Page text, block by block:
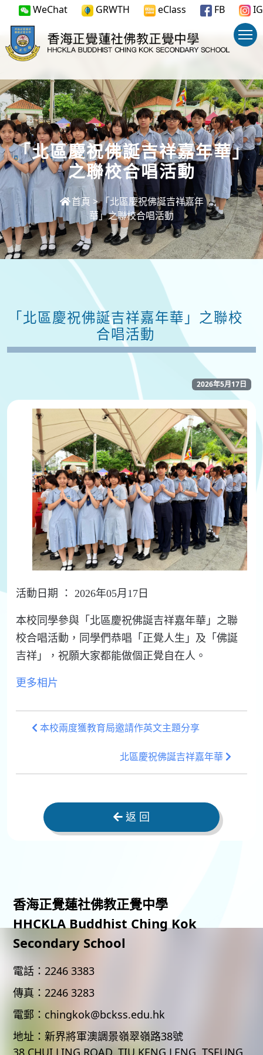
WeChat GRWTH eClass FB IG
「北區慶祝佛誕吉祥嘉年華」
之聯校合唱活動
首頁 >「北區慶祝佛誕吉祥嘉年
華」之聯校合唱活動
「北區慶祝佛誕吉祥嘉年華」之聯校
合唱活動
2026年5月17日
活動日期 ： 2026年05月17日
本校同學參與「北區慶祝佛誕吉祥嘉年華」之聯
校合唱活動，同學們恭唱「正覺人生」及「佛誕
吉祥」，祝願大家都能做個正覺自在人。
更多相片
本校兩度獲教育局邀請作英文主題分享
北區慶祝佛誕吉祥嘉年華
返 回
香海正覺蓮社佛教正覺中學
HHCKLA Buddhist Ching Kok
Secondary School
電話： 2246 3383
傳真： 2246 3283
電郵： chingkok@bckss.edu.hk
地址： 新界將軍澳調景嶺翠嶺路38號
38 CHUI LING ROAD, TIU KENG LENG, TSEUNG